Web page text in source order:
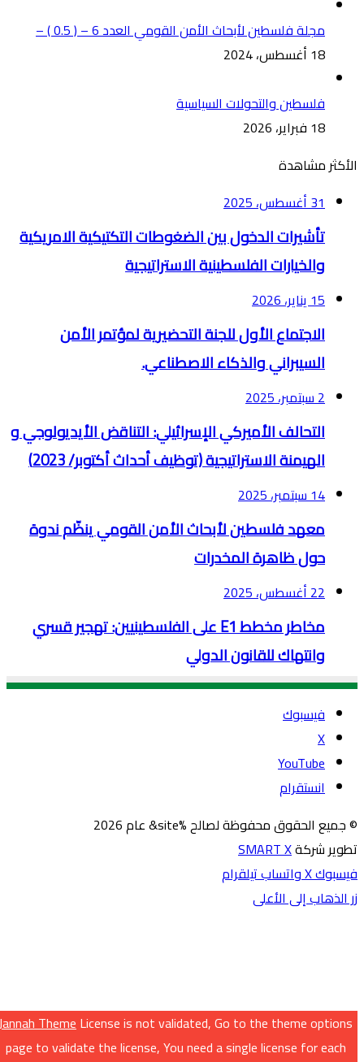
ThemeLicense is not validated, Go to the theme options
page to validate the license, You need a single license for each
مجلة فلسطين لأبحاث الأمن القومي العدد 6 – ( 0.5 ) –
18 أغسطس، 2024
فلسطين والتحولات السياسية
18 فبراير، 2026
الأكثر مشاهدة
31 أغسطس، 2025
تأشيرات الدخول بين الضغوطات التكتيكية الامريكية
والخيارات الفلسطينية الاستراتيجية
15 يناير، 2026
الاجتماع الأول للجنة التحضيرية لمؤتمر الأمن
السيبراني والذكاء الاصطناعي.
2 سبتمبر، 2025
التحالف الأميركي الإسرائيلي: التناقض الأيديولوجي و
الهيمنة الاستراتيجية (توظيف أحداث أكتوبر/ 2023)
14 سبتمبر، 2025
معهد فلسطين لأبحاث الأمن القومي ينظّم ندوة
حول ظاهرة المخدرات
22 أغسطس، 2025
مخاطر مخطط E1 على الفلسطينيين: تهجير قسري
وانتهاك للقانون الدولي
فيسبوك
‫X
‫YouTube
انستقرام
© جميع الحقوق محفوظة لصالح %site& عام 2026
تطوير شركةSMART X
فيسبوك‫Xواتسابتيلقرام
زر الذهاب إلى الأعلى